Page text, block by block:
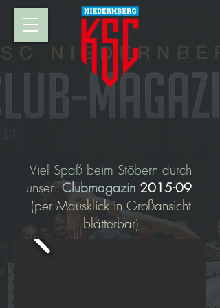
Viel Spaß beim Stöbern durch
unserClubmagazin 2015-09
(per Mausklick in Großansicht
blätterbar)